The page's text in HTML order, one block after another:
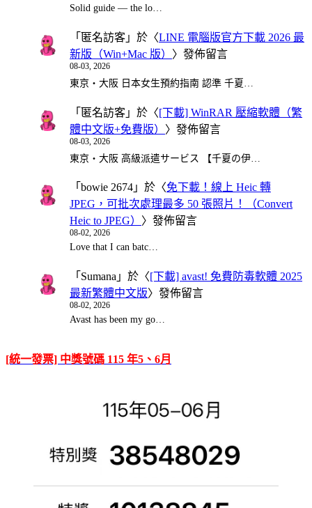
Solid guide — the lo…
「 匿名訪客 」於〈LINE 電腦版官方下載 2026 最
新版（Win+Mac 版） 〉發佈留言
08-03, 2026
東京・大阪 日本女生預約指南 認準 千夏…
「 匿名訪客 」於〈[下載] WinRAR 壓縮軟體（繁
體中文版+免費版） 〉發佈留言
08-03, 2026
東京・大阪 高級派遣サービス 【千夏の伊…
「 bowie 2674 」於〈免下載！線上 Heic 轉
JPEG，可批次處理最多 50 張照片！（Convert
Heic to JPEG） 〉發佈留言
08-02, 2026
Love that I can batc…
「 Sumana 」於〈[下載] avast! 免費防毒軟體 2025
最新繁體中文版〉發佈留言
08-02, 2026
Avast has been my go…
[統一發票] 中獎號碼 115 年5、6月